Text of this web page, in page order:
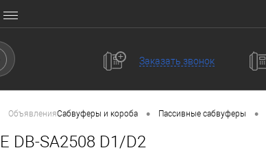
Заказать звонок
ОбъявленияСабвуферы и короба • Пассивные сабвуферы •
DB-SA2508 D1/D2